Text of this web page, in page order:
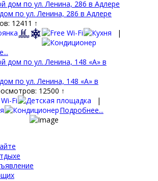
по ул. Ленина, 286 в Адлере
12411 ↑
|
по ул. Ленина, 148 «А» в
12500 ↑
|
Подробнее...